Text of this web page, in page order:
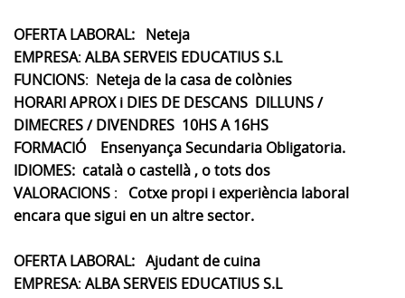
OFERTA LABORAL: Neteja
EMPRESA: ALBA SERVEIS EDUCATIUS S.L
FUNCIONS: Neteja de la casa de colònies
HORARI APROX i DIES DE DESCANS DILLUNS /
DIMECRES / DIVENDRES 10HS A 16HS
FORMACIÓ
Ensenyança Secundaria Obligatoria.
IDIOMES: català o castellà , o tots dos
VALORACIONS : Cotxe propi i experiència laboral
encara que sigui en un altre sector.
OFERTA LABORAL: Ajudant de cuina
EMPRESA: ALBA SERVEIS EDUCATIUS S.L